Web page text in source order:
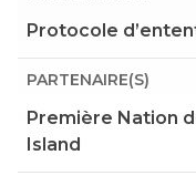
Protocole
PARTENAIRE(S)
Première Nation
Island